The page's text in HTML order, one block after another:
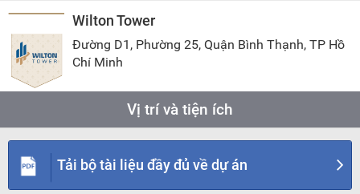
Wilton Tower
Đường D1, Phường 25, Quận Bình Thạnh, TP Hồ
Chí Minh
Vị trí và tiện ích
TIỆN ÍCH
CHỌN BÁN KÍNH
500 m
1 km
2 km
5 km 10 km
Tải bộ tài liệu đầy đủ về dự án